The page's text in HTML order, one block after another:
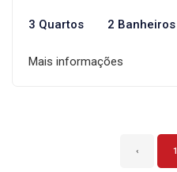
3 Quartos 2 Banheiros
Mais informações
‹ 1